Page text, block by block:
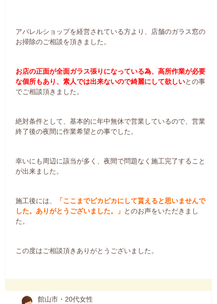
アパレルショップを経営されている方より、店舗のガラス窓の
お掃除のご相談を頂きました。
お店の正面が全面ガラス張りになっている為、高所作業が必要
な個所もあり、素人では出来ないので綺麗にして欲しいとの事
でご相談頂きました。
絶対条件として、基本的に年中無休で営業しているので、営業
終了後の夜間に作業希望との事でした。
幸いにも周辺に該当が多く、夜間で問題なく施工完了すること
が出来ました。
施工後には、
「ここまでピカピカにして貰えると思いませんで
した。ありがとうございました。」 とのお声をいただきまし
た。
この度はご相談頂きありがとうございました。
館山市・20代女性